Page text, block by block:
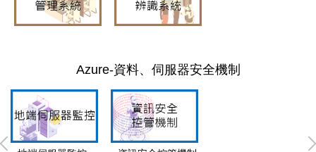
Azure-資料、伺服器安全機制